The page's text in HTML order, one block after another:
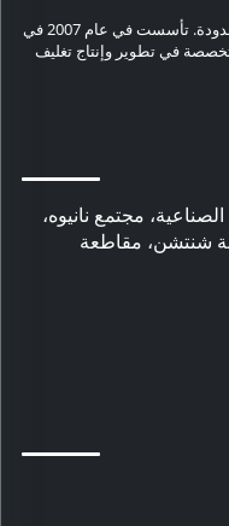
شركة شنتشن تشنغهاو للبلاستيك وقوالبها المحدودة. تأسست في عام 2007 في
في تطوير وإنتاج تغليف
الصناعية، مجتمع نانيوه،
شنتشن، مقاطعة